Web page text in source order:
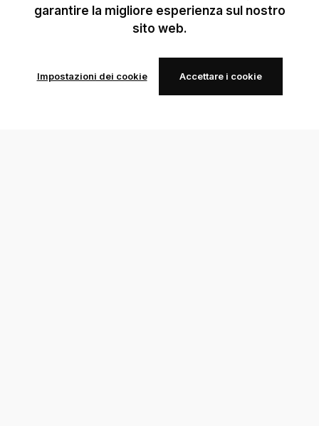
garantire la migliore esperienza sul nostro
sito web.
Impostazioni dei cookie Accettare i cookie